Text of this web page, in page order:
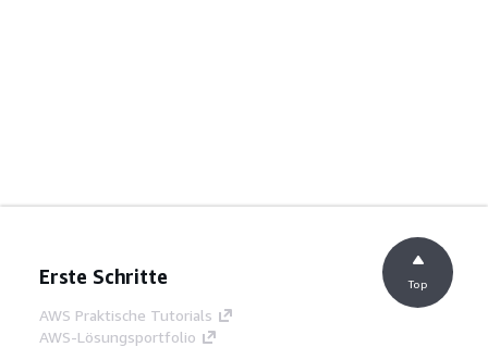
Erste Schritte
AWS Praktische Tutorials
AWS-Lösungsportfolio
Top